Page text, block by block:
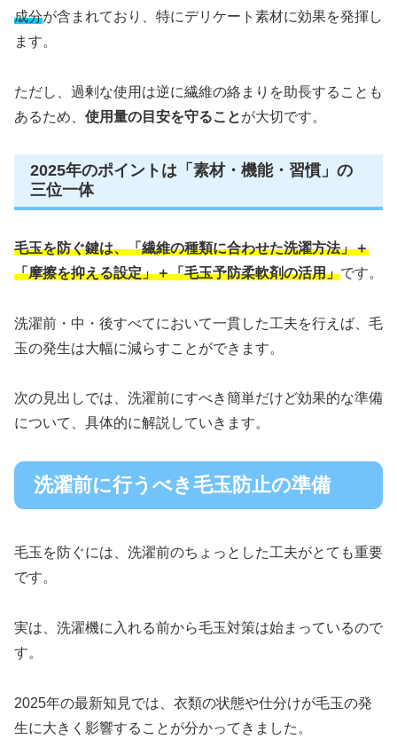
成分が含まれており、特にデリケート素材に効果を発揮し
ます。
ただし、過剰な使用は逆に繊維の絡まりを助長することも
あるため、 使用量の目安を守ることが大切です。
2025年のポイントは「素材・機能・習慣」の
三位一体
毛玉を防ぐ鍵は、「繊維の種類に合わせた洗濯方法」＋
「摩擦を抑える設定」＋「毛玉予防柔軟剤の活用」です。
洗濯前・中・後すべてにおいて一貫した工夫を行えば、毛
玉の発生は大幅に減らすことができます。
次の見出しでは、洗濯前にすべき簡単だけど効果的な準備
について、具体的に解説していきます。
洗濯前に行うべき毛玉防止の準備
毛玉を防ぐには、洗濯前のちょっとした工夫がとても重要
です。
実は、洗濯機に入れる前から毛玉対策は始まっているので
す。
2025年の最新知見では、衣類の状態や仕分けが毛玉の発
生に大きく影響することが分かってきました。